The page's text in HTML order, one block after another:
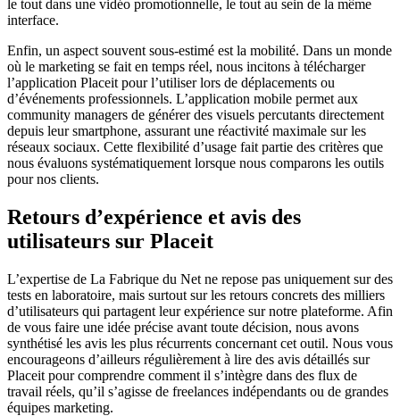
le tout dans une vidéo promotionnelle, le tout au sein de la même
interface.
Enfin, un aspect souvent sous-estimé est la mobilité. Dans un monde
où le marketing se fait en temps réel, nous incitons à télécharger
l’application Placeit pour l’utiliser lors de déplacements ou
d’événements professionnels. L’application mobile permet aux
community managers de générer des visuels percutants directement
depuis leur smartphone, assurant une réactivité maximale sur les
réseaux sociaux. Cette flexibilité d’usage fait partie des critères que
nous évaluons systématiquement lorsque nous comparons les outils
pour nos clients.
Retours d’expérience et avis des
utilisateurs sur Placeit
L’expertise de La Fabrique du Net ne repose pas uniquement sur des
tests en laboratoire, mais surtout sur les retours concrets des milliers
d’utilisateurs qui partagent leur expérience sur notre plateforme. Afin
de vous faire une idée précise avant toute décision, nous avons
synthétisé les avis les plus récurrents concernant cet outil. Nous vous
encourageons d’ailleurs régulièrement à lire des avis détaillés sur
Placeit pour comprendre comment il s’intègre dans des flux de
travail réels, qu’il s’agisse de freelances indépendants ou de grandes
équipes marketing.